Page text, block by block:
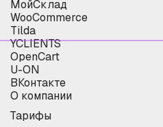
МойСклад
WooCommerce
Tilda
YCLIENTS
OpenCart
U-ON
ВКонтакте
О компании
Тарифы